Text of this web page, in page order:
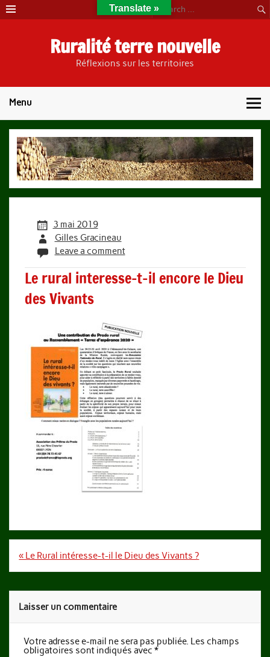
Skip
to
content
Ruralité terre nouvelle
Réflexions sur les territoires
Menu
3 mai 2019
Gilles Gracineau
Leave a comment
Le rural interesse-t-il encore le Dieu
des Vivants
Navigation
« Le Rural intéresse-t-il le Dieu des Vivants ?
Laisser un commentaire
Votre adresse e-mail ne sera pas publiée. Les champs
obligatoires sont indiqués avec *
Translate »